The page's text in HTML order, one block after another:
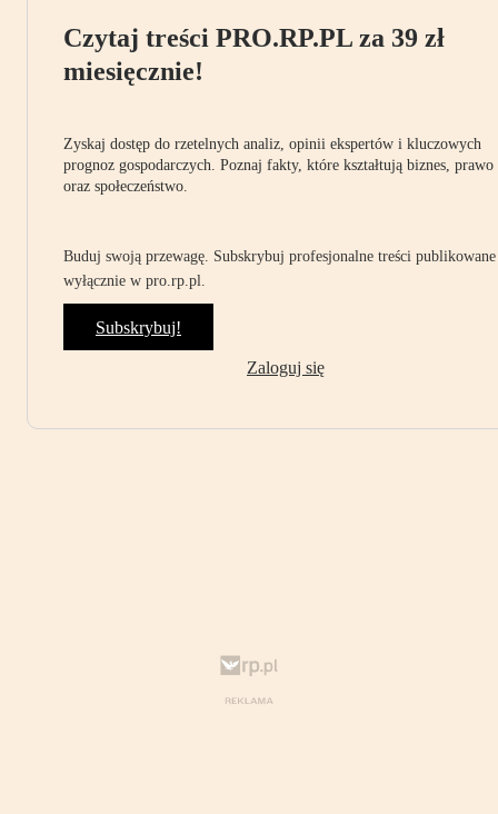
Czytaj treści PRO.RP.PL za 39 zł
miesięcznie!
Zyskaj dostęp do rzetelnych analiz, opinii ekspertów i kluczowych
prognoz gospodarczych. Poznaj fakty, które kształtują biznes, prawo
oraz społeczeństwo.
Buduj swoją przewagę. Subskrybuj profesjonalne treści publikowane
wyłącznie w pro.rp.pl.
Subskrybuj!
Zaloguj się